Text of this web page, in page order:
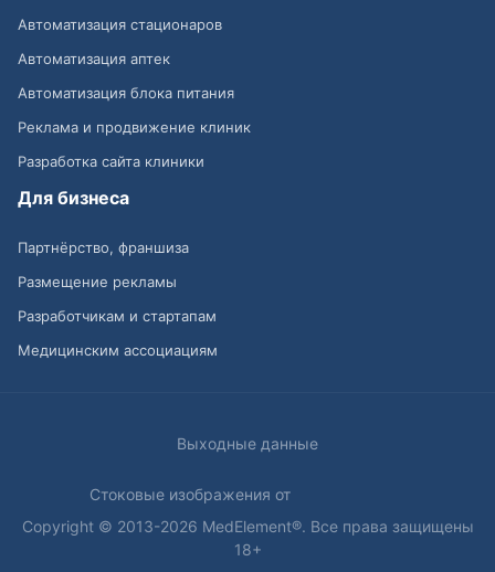
Автоматизация стационаров
Автоматизация аптек
Автоматизация блока питания
Реклама и продвижение клиник
Разработка сайта клиники
Для бизнеса
Партнёрство, франшиза
Размещение рекламы
Разработчикам и стартапам
Медицинским ассоциациям
Выходные данные
Стоковые изображения от
Copyright © 2013-2026 MedElement®. Все права защищены
18+